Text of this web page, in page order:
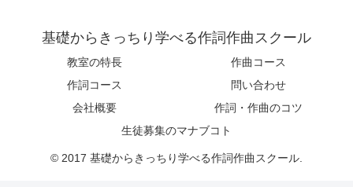
基礎からきっちり学べる作詞作曲スクール
教室の特長
作曲コース
作詞コース
問い合わせ
会社概要
作詞・作曲のコツ
生徒募集のマナブコト
© 2017 基礎からきっちり学べる作詞作曲スクール.